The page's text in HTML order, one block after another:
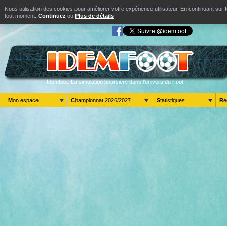
Nous utilisation des cookies pour améliorer votre expérience utilisateur. En continuant
tout moment. Continuez ou Plus de détails
Aller au contenu Aller au menu Mon compte
Idemfoot. La simulation boursière dans l'univers du Foot
Mon espace Championnat 2026/2027 Statistiques